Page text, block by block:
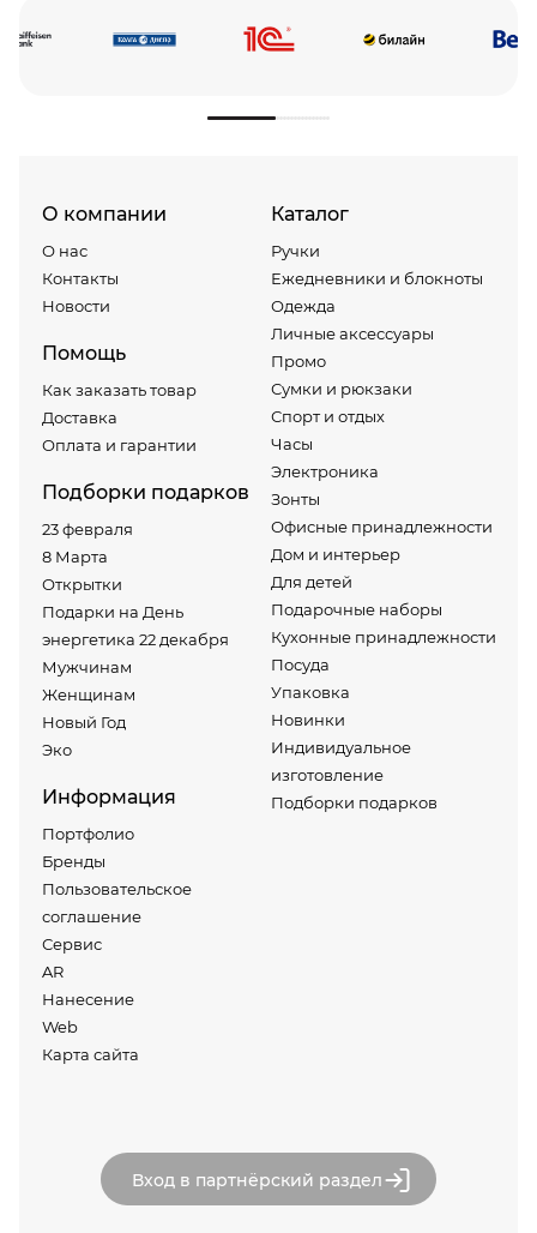
О компании
О нас
Контакты
Новости
Помощь
Как заказать товар
Доставка
Оплата и гарантии
Подборки подарков
23 февраля
8 Марта
Открытки
Подарки на День
энергетика 22 декабря
Мужчинам
Женщинам
Новый Год
Эко
Информация
Портфолио
Бренды
Пользовательское
соглашение
Сервис
AR
Нанесение
Web
Карта сайта
Каталог
Ручки
Ежедневники и блокноты
Одежда
Личные аксессуары
Промо
Сумки и рюкзаки
Спорт и отдых
Часы
Электроника
Зонты
Офисные принадлежности
Дом и интерьер
Для детей
Подарочные наборы
Кухонные принадлежности
Посуда
Упаковка
Новинки
Индивидуальное
изготовление
Подборки подарков
Вход в партнёрский раздел